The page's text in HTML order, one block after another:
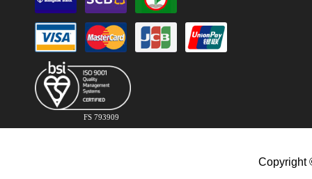
FS 793909
Copyright